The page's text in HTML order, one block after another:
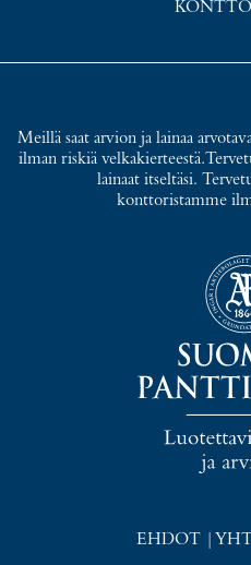
Meillä saat arvion ja lainaa
ilman riskiä velkakierteestä.
lainaat itseltäsi.
konttoristamme
EHDOT